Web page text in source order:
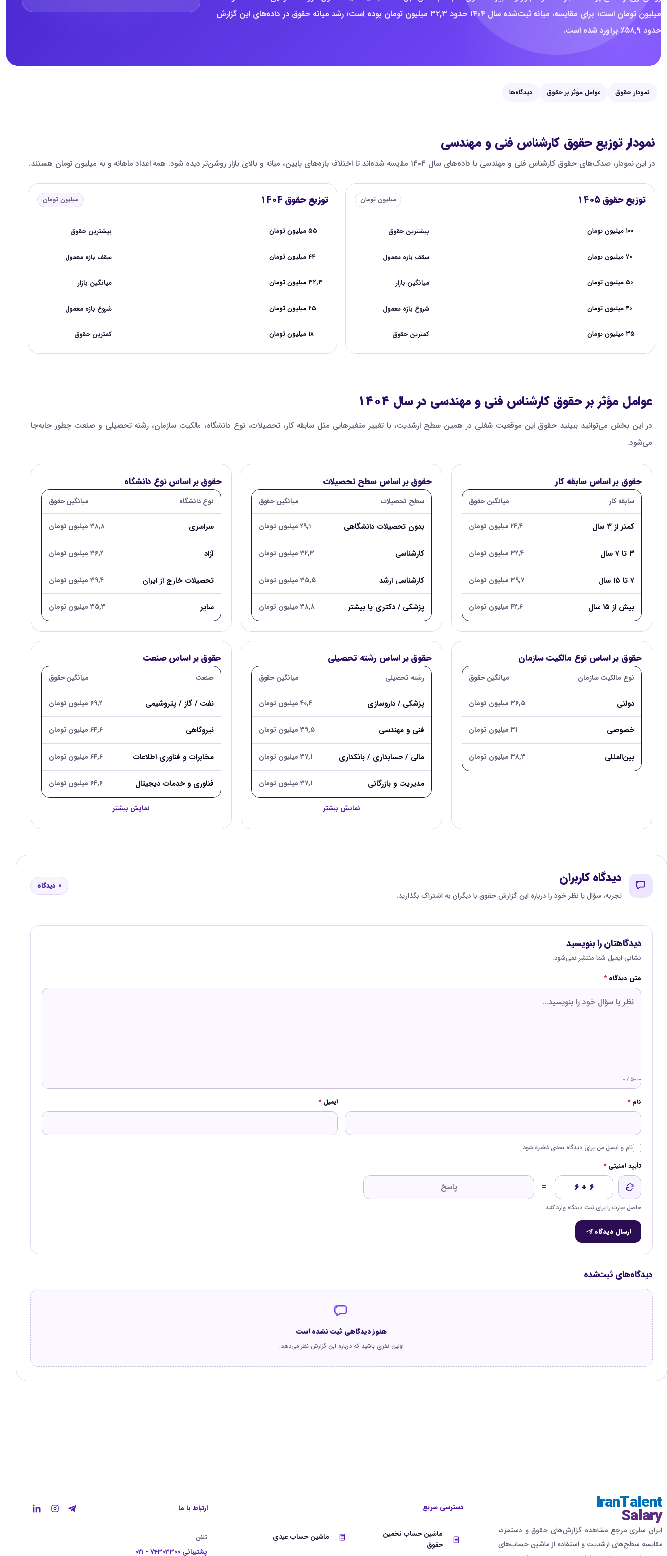
میلیون تومان است؛ برای مقایسه، میانه ثبت‌شده سال ۱۴۰۴ حدود ۳۲,۳ میلیون تومان بوده است؛ رشد میانه حقوق در داده‌های این گزارش
حدود ۵۸,۹٪ برآورد شده است.
نمودار حقوق عوامل موثر بر حقوق دیدگاه‌ها
نمودار توزیع حقوق کارشناس فنی و مهندسی
در این نمودار، صدک‌های حقوق کارشناس فنی و مهندسی با داده‌های سال ۱۴۰۴ مقایسه شده‌اند تا اختلاف بازه‌های پایین، میانه و بالای بازار روشن‌تر دیده شود. همه اعداد ماهانه و به میلیون تومان هستند.
توزیع حقوق ۱۴۰۵ میلیون تومان
بیشترین حقوق ۱۰۰ میلیون تومان
سقف بازه معمول ۷۰ میلیون تومان
میانگین بازار ۵۰ میلیون تومان
شروع بازه معمول ۴۰ میلیون تومان
کمترین حقوق ۳۵ میلیون تومان
توزیع حقوق ۱۴۰۴ میلیون تومان
بیشترین حقوق ۵۵ میلیون تومان
سقف بازه معمول ۴۴ میلیون تومان
میانگین بازار ۳۲,۳ میلیون تومان
شروع بازه معمول ۲۵ میلیون تومان
کمترین حقوق ۱۸ میلیون تومان
عوامل مؤثر بر حقوق کارشناس فنی و مهندسی در سال ۱۴۰۴
در این بخش می‌توانید ببینید حقوق این موقعیت شغلی در همین سطح ارشدیت، با تغییر متغیرهایی مثل سابقه کار، تحصیلات، نوع دانشگاه، مالکیت سازمان، رشته تحصیلی و صنعت چطور جابه‌جا
می‌شود.
حقوق بر اساس سابقه کار
سابقه کار میانگین حقوق
کمتر از ۳ سال ۲۴,۴ میلیون تومان
۳ تا ۷ سال ۳۲,۴ میلیون تومان
۷ تا ۱۵ سال ۳۹,۷ میلیون تومان
بیش از ۱۵ سال ۴۲,۶ میلیون تومان
حقوق بر اساس سطح تحصیلات
سطح تحصیلات میانگین حقوق
بدون تحصیلات دانشگاهی ۲۹,۱ میلیون تومان
کارشناسی ۳۲,۳ میلیون تومان
کارشناسی ارشد ۳۵,۵ میلیون تومان
پزشکی / دکتری یا بیشتر ۳۸,۸ میلیون تومان
حقوق بر اساس نوع دانشگاه
نوع دانشگاه میانگین حقوق
سراسری ۳۸,۸ میلیون تومان
آزاد ۳۶,۲ میلیون تومان
تحصیلات خارج از ایران ۳۹,۴ میلیون تومان
سایر ۳۵,۳ میلیون تومان
حقوق بر اساس نوع مالکیت سازمان
نوع مالکیت سازمان میانگین حقوق
دولتی ۳۶,۵ میلیون تومان
خصوصی ۳۱ میلیون تومان
بین‌المللی ۳۸,۳ میلیون تومان
حقوق بر اساس رشته تحصیلی
رشته تحصیلی میانگین حقوق
پزشکی / داروسازی ۴۰,۴ میلیون تومان
فنی و مهندسی ۳۹,۵ میلیون تومان
مالی / حسابداری / بانکداری ۳۷,۱ میلیون تومان
مدیریت و بازرگانی ۳۷,۱ میلیون تومان
نمایش بیشتر
حقوق بر اساس صنعت
صنعت میانگین حقوق
نفت / گاز / پتروشیمی ۶۹,۲ میلیون تومان
نیروگاهی ۶۴,۶ میلیون تومان
مخابرات و فناوری اطلاعات ۶۴,۶ میلیون تومان
فناوری و خدمات دیجیتال ۶۴,۶ میلیون تومان
نمایش بیشتر
دیدگاه کاربران
تجربه، سؤال یا نظر خود را درباره این گزارش حقوق با دیگران به اشتراک بگذارید.
0 دیدگاه
دیدگاهتان را بنویسید
نشانی ایمیل شما منتشر نمی‌شود.
متن دیدگاه*
۰ / ۵۰۰۰
نام* ایمیل*
نام و ایمیل من برای دیدگاه بعدی ذخیره شود.
تأیید امنیتی*
۶ + ۶ =
حاصل عبارت را برای ثبت دیدگاه وارد کنید.
ارسال دیدگاه
دیدگاه‌های ثبت‌شده
هنوز دیدگاهی ثبت نشده است
اولین نفری باشید که درباره این گزارش نظر می‌دهد.
IranTalent
Salary
ایران سلری مرجع مشاهده گزارش‌های حقوق و دستمزد،
مقایسه سطح‌های ارشدیت و استفاده از ماشین حساب‌های
دسترسی سریع
ماشین حساب تخمین
حقوق
ماشین حساب عیدی
ارتباط با ما
تلفن
پشتیبانی 74303300 - 021